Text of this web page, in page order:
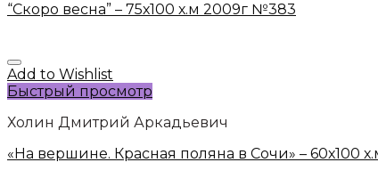
“Скоро весна” – 75х100 х.м 2009г №383
Add to Wishlist
Быстрый просмотр
Холин Дмитрий Аркадьевич
«На вершине. Красная поляна в Сочи» – 60х100